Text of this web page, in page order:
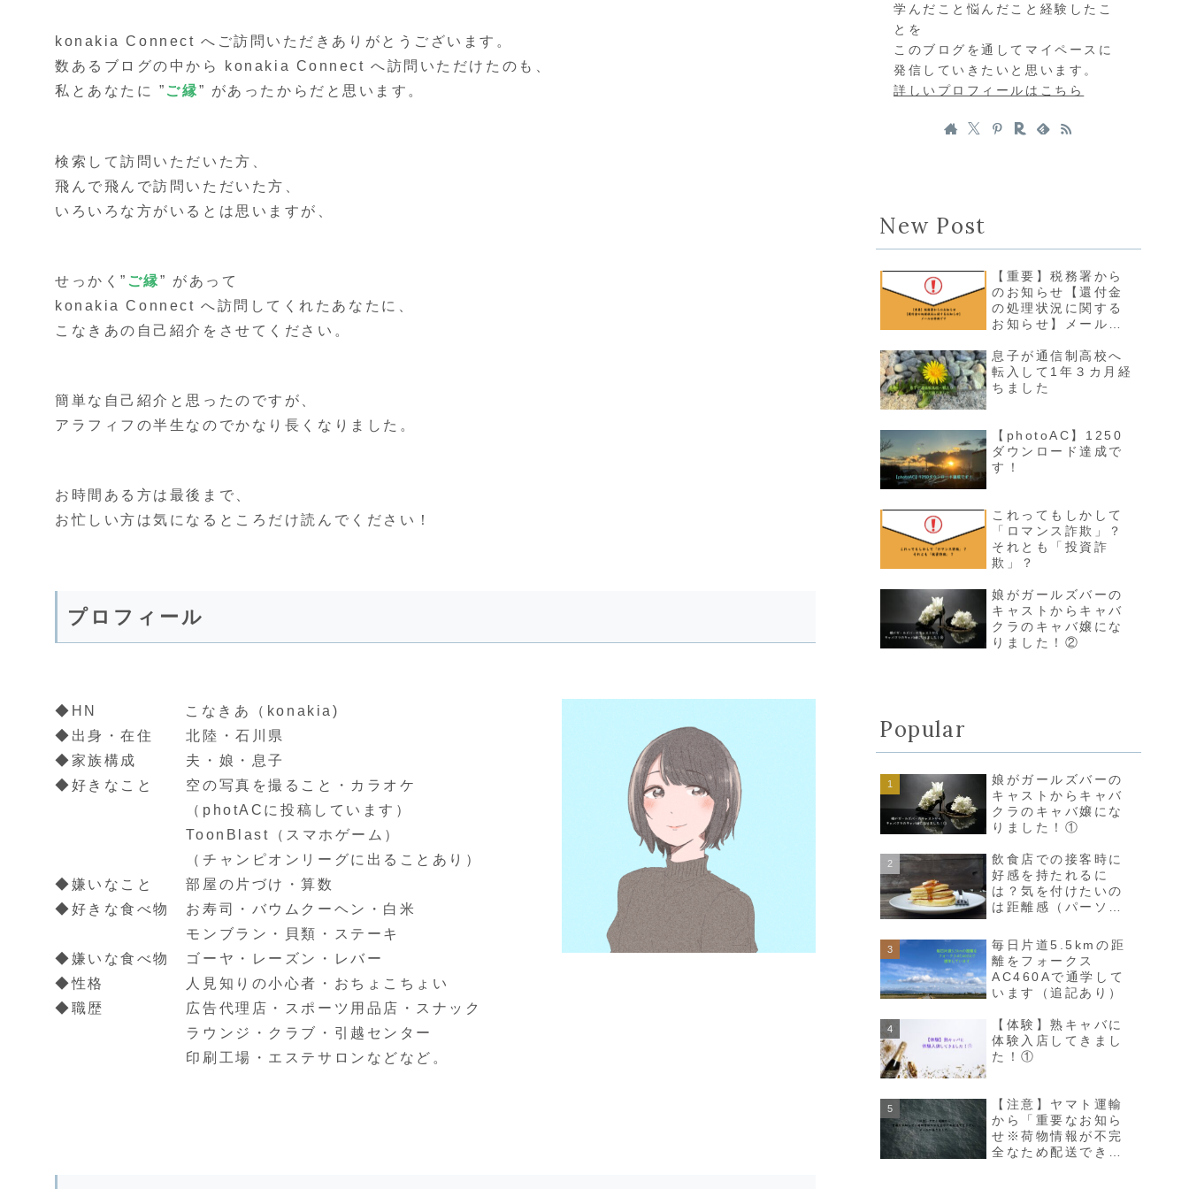
konakia Connect へご訪問いただきありがとうございます。
数あるブログの中から konakia Connect へ訪問いただけたのも、
私とあなたに ” ご縁” があったからだと思います。
検索して訪問いただいた方、
飛んで飛んで訪問いただいた方、
いろいろな方がいるとは思いますが、
せっかく” ご縁” があって
konakia Connect へ訪問してくれたあなたに、
こなきあの自己紹介をさせてください。
簡単な自己紹介と思ったのですが、
アラフィフの半生なのでかなり長くなりました。
お時間ある方は最後まで、
お忙しい方は気になるところだけ読んでください！
プロフィール
◆HN こなきあ（konakia)
◆出身・在住 北陸・石川県
◆家族構成 夫・娘・息子
◆好きなこと 空の写真を撮ること・カラオケ
（photACに投稿しています）
ToonBlast（スマホゲーム）
（チャンピオンリーグに出ることあり）
◆嫌いなこと 部屋の片づけ・算数
◆好きな食べ物 お寿司・バウムクーヘン・白米
モンブラン・貝類・ステーキ
◆嫌いな食べ物 ゴーヤ・レーズン・レバー
◆性格 人見知りの小心者・おちょこちょい
◆職歴 広告代理店・スポーツ用品店・スナック
ラウンジ・クラブ・引越センター
印刷工場・エステサロンなどなど。
学んだこと悩んだこと経験したこ
とを
このブログを通してマイペースに
発信していきたいと思います。
詳しいプロフィールはこちら
New Post
【重要】税務署から
のお知らせ【還付金
の処理状況に関する
お知らせ】メールは
り）
息子が通信制高校へ
転入して1年３カ月経
ちました
【photoAC】1250
ダウンロード達成で
す！
これってもしかして
「ロマンス詐欺」？
それとも「投資詐
欺」？
娘がガールズバーの
キャストからキャバ
クラのキャバ嬢にな
りました！②
Popular
娘がガールズバーの
キャストからキャバ
クラのキャバ嬢にな
りました！①
飲食店での接客時に
好感を持たれるに
は？気を付けたいの
は距離感（パーソナ
毎日片道5.5kmの距
離をフォークス
AC460Aで通学して
います（追記あり）
【体験】熟キャバに
体験入店してきまし
た！①
【注意】ヤマト運輸
から「重要なお知ら
せ※荷物情報が不完
全なため配送できま